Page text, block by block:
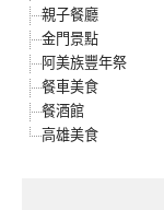
親子餐廳
金門景點
阿美族豐年祭
餐車美食
餐酒館
高雄美食